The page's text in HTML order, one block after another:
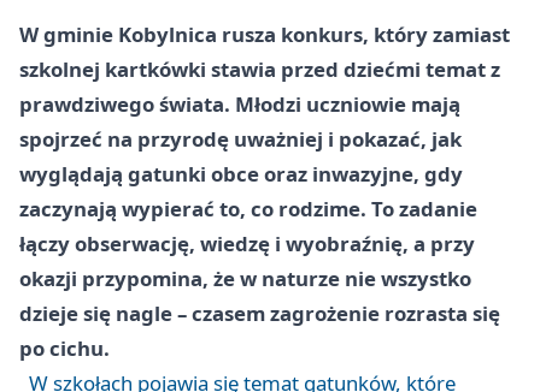
W gminie Kobylnica rusza konkurs, który zamiast
szkolnej kartkówki stawia przed dziećmi temat z
prawdziwego świata. Młodzi uczniowie mają
spojrzeć na przyrodę uważniej i pokazać, jak
wyglądają gatunki obce oraz inwazyjne, gdy
zaczynają wypierać to, co rodzime. To zadanie
łączy obserwację, wiedzę i wyobraźnię, a przy
okazji przypomina, że w naturze nie wszystko
dzieje się nagle – czasem zagrożenie rozrasta się
po cichu.
W szkołach pojawia się temat gatunków, które